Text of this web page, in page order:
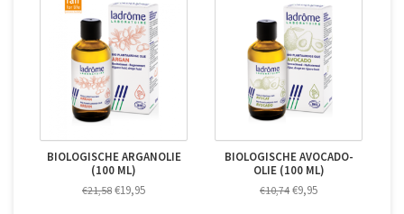
BIOLOGISCHE ARGANOLIE
(100 ML)
€21,58 €19,95
BIOLOGISCHE AVOCADO-
OLIE (100 ML)
€10,74 €9,95